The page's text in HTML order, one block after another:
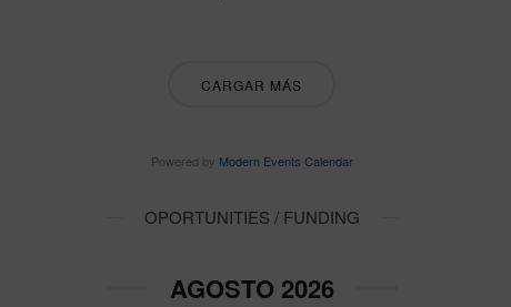
CARGAR MÁS
Powered by Modern Events Calendar
OPORTUNITIES / FUNDING
AGOSTO 2026